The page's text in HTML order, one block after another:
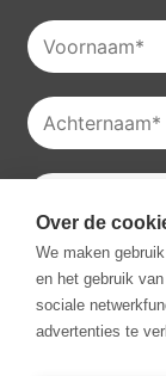
Je kan onze
altijd uitschrijven
Ik ga
Vestio.*
Over de
We maken
en het gebruik
sociale
advertenties te